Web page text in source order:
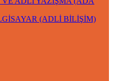
(ADLİ BİLİŞİM)